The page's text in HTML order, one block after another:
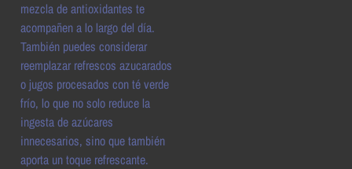
mezcla de antioxidantes te
acompañen a lo largo del día.
También puedes considerar
reemplazar refrescos azucarados
o jugos procesados con té verde
frío, lo que no solo reduce la
ingesta de azúcares
innecesarios, sino que también
aporta un toque refrescante.